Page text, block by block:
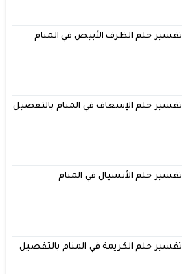
تفسير حلم الظرف الأبيض في المنام
تفسير حلم الإسعاف في المنام بالتفصيل
تفسير حلم الأنسيال في المنام
تفسير حلم الكريمة في المنام بالتفصيل